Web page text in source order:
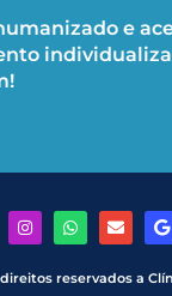
e
reservados a